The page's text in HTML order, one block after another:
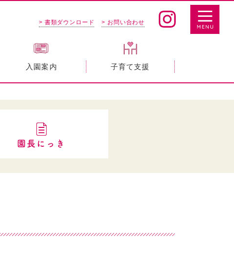
> 書類ダウンロード > お問い合わせ
入園案内 子育て支援
園長にっき